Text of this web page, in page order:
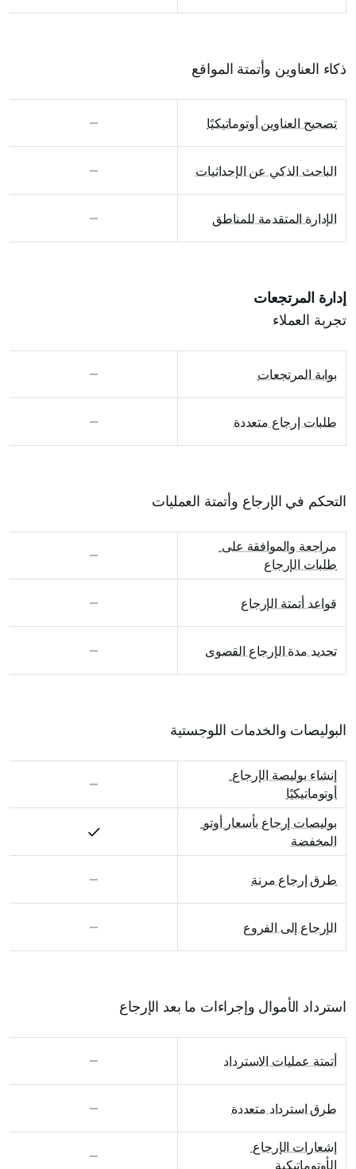
ذكاء العناوين وأتمتة المواقع
تصحيح العناوين أوتوماتيكيًا
الباحث الذكي عن الإحداثيات
الإدارة المتقدمة للمناطق
إدارة المرتجعات
تجربة العملاء
بوابة المرتجعات
طلبات إرجاع متعددة
التحكم في الإرجاع وأتمتة العمليات
طلبات الإرجاع
قواعد أتمتة الإرجاع
تحديد مدة الإرجاع القصوى
البوليصات والخدمات اللوجستية
أوتوماتيكيًا
المخفضة
طرق إرجاع مرنة
الإرجاع إلى الفروع
استرداد الأموال وإجراءات ما بعد الإرجاع
أتمتة عمليات الاسترداد
طرق استرداد متعددة
الأوتوماتيكية